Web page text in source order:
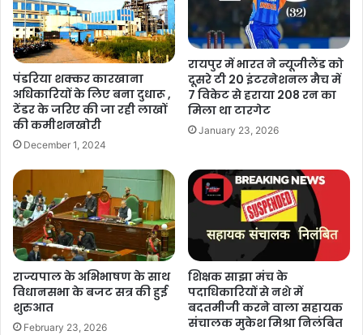
पंडरिया शक्कर कारखाना
अधिकारियों के लिए बना दुधारू ,
टेंडर के जरिए की जा रही लाखों
की कमीशनखोरी
December 1, 2024
रायपुर में भारत ने न्यूजीलैंड को
दूसरे टी 20 इंटरनेशनल मैच में
7 विकेट से हराया 208 रन का
मिला था टारगेट
January 23, 2026
राज्यपाल के अभिभाषण के साथ
विधानसभा के बजट सत्र की हुई
शुरुआत
February 23, 2026
शिक्षक साझा मंच के
पदाधिकारियों से नशे में
बदतमीजी करने वाला सहायक
संचालक मुकेश मिश्रा निलंबित